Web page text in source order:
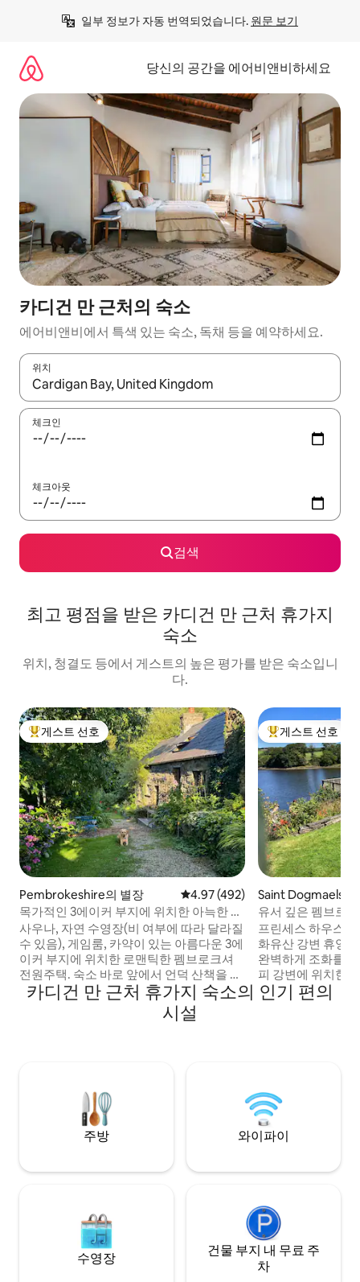
일부 정보가 자동 번역되었습니다. 원문 보기
당신의 공간을 에어비앤비하세요
카디건 만 근처의 숙소
에어비앤비에서 특색 있는 숙소, 독채 등을 예약하세요.
위치
결과가 나오면 위·아래 화살표 키를 사용하거나 터치 또는 스와이
체크인
체크아웃
검색
최고 평점을 받은 카디건 만 근처 휴가지
숙소
위치, 청결도 등에서 게스트의 높은 평가를 받은 숙소입니
다.
상위 게스트 선호
게스트 선호
Pembrokeshire의 별장 평점 4.97점(5점 만점), 후기 492
4.97 (492)
목가적인 3에이커 부지에 위치한 아늑한 웨
일스 전원주택
사우나, 자연 수영장(비 여부에 따라 달라질
수 있음), 게임룸, 카약이 있는 아름다운 3에
이커 부지에 위치한 로맨틱한 펨브로크셔
전원주택. 숙소 바로 앞에서 언덕 산책을 즐
길 수 있으며, 근처에 멋진 해변과 절벽 산책
로가 있습니다. 편안한 킹사이즈 침대에서
별을 감상하세요. 장작을 태우는 난로(무료
스 등). 예의 바른 개 2마리를 환영합니다.
상위 게스트 선호
게스트 선호
Saint Dogmaels의
유서 깊은 펨브로
프린세스 하우스,
화유산 강변 휴양
완벽하게 조화를
피 강변에 위치한
강변 데크에서 아
니다. 겨울에는 따
이곳은 연중 완벽
카디건 만 근처 휴가지 숙소의 인기 편의
시설
주방 와이파이
수영장
건물 부지 내 무료 주
차